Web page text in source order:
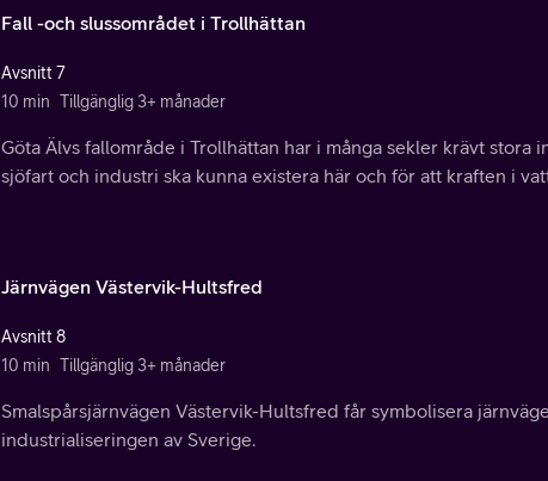
Fall -och slussområdet i Trollhättan
Avsnitt 7
10 min Tillgänglig 3+ månader
Göta Älvs fallområde i Trollhättan har i många sekler krävt stora
sjöfart och industri ska kunna existera här och för att kraften i
Järnvägen Västervik-Hultsfred
Avsnitt 8
10 min Tillgänglig 3+ månader
Smalspårsjärnvägen Västervik-Hultsfred får symbolisera
industrialiseringen av Sverige.